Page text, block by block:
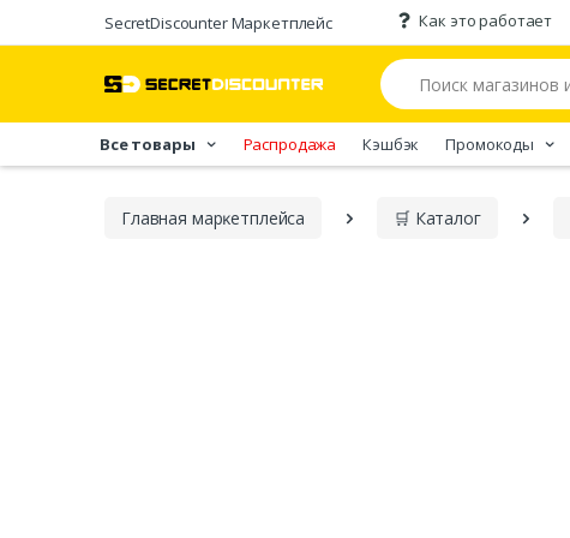
SecretDiscounter Маркетплейс Как это работает
Все товары Распродажа Кэшбэк Промокоды
Главная марĸетплейса 🛒 Каталог